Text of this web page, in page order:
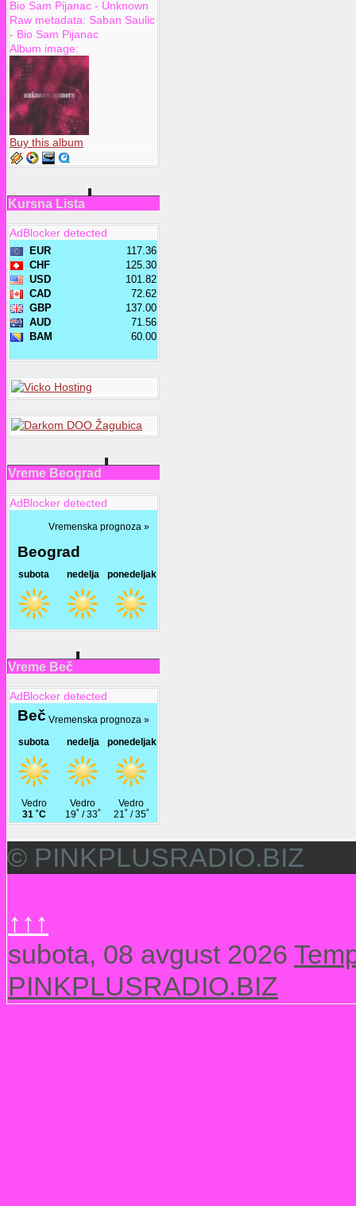
Bio Sam Pijanac - Unknown
Raw metadata: Saban Saulic
- Bio Sam Pijanac
Album image:
Buy this album
Kursna Lista
AdBlocker detected
Vreme Beograd
AdBlocker detected
Vreme Beč
AdBlocker detected
© PINKPLUSRADIO.BIZ
↑↑↑
subota, 08 avgust 2026
PINKPLUSRADIO.BIZ